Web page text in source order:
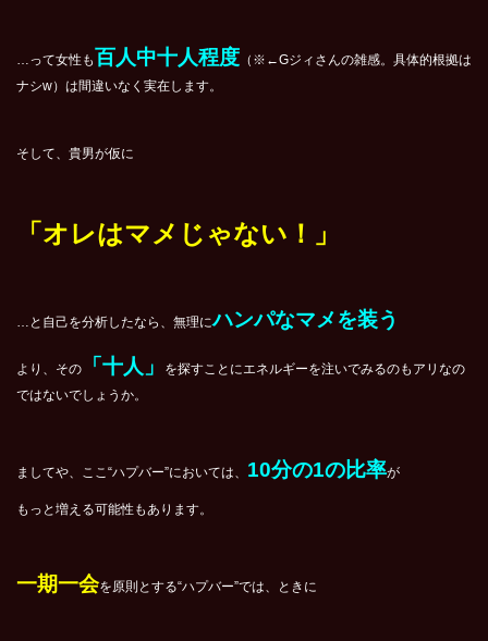
…って女性も百人中十人程度 （※←Gジィさんの雑感。具体的根拠は
ナシw）は間違いなく実在します。
そして、貴男が仮に
「オレはマメじゃない！」
…と自己を分析したなら、無理にハンパなマメを装う
より、その 「十人」
を探すことにエネルギーを注いでみるのもアリなの
ではないでしょうか。
ましてや、ここ“ハプバー”においては、 10分の1の比率が
もっと増える可能性もあります。
一期一会を原則とする“ハプバー”では、ときに